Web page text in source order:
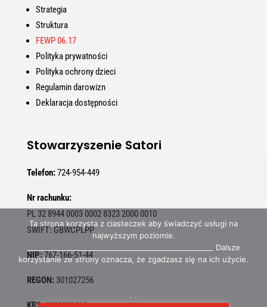
Strategia
Struktura
FEWP 06.17
Polityka prywatności
Polityka ochrony dzieci
Regulamin darowizn
Deklaracja dostępności
Stowarzyszenie Satori
Telefon:724-954-449
Nr rachunku:
PL 32 8944 0003 0002 8323 2000 0010
SWIFT:GBWCPLPP
NIP:767-166-51-44
REGON: 301027256
Ta strona korzysta z ciasteczek aby świadczyć usługi na
najwyższym poziomie.
____________________________________________________ Dalsze
korzystanie ze strony oznacza, że zgadzasz się na ich użycie.
. .